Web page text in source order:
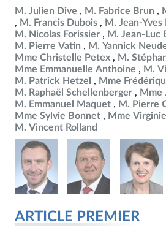
M. Julien Dive
M. Fabrice Brun
M. Francis Dubois
M. Jean-Yves
M. Nicolas Forissier
M. Jean-Luc
M. Pierre Vatin
M. Yannick
Mme Christelle Petex
M.
Mme Emmanuelle Anthoine
M.
M. Patrick Hetzel
Mme
M. Raphaël Schellenberger
Mme
M. Emmanuel Maquet
M. Pierre
Mme Sylvie Bonnet
Mme
M. Vincent Rolland
ARTICLE PREMIER